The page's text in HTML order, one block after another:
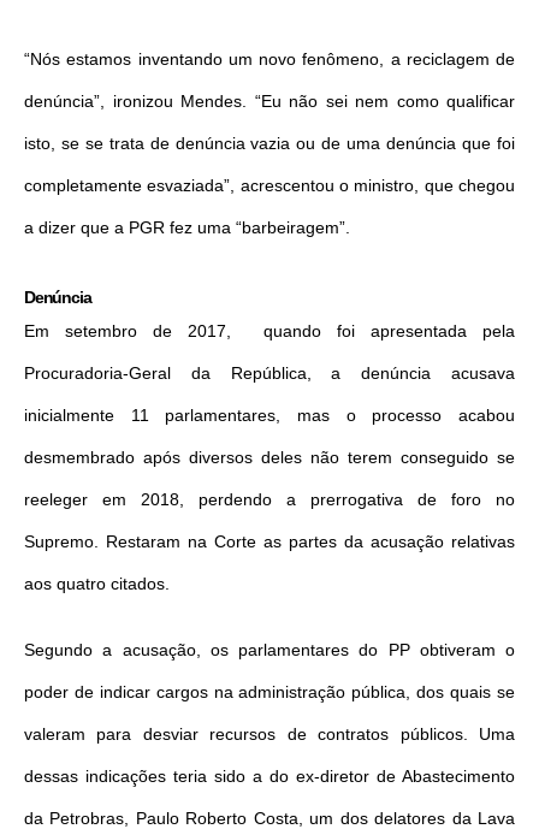
“Nós estamos inventando um novo fenômeno, a reciclagem de
denúncia”, ironizou Mendes. “Eu não sei nem como qualificar
isto, se se trata de denúncia vazia ou de uma denúncia que foi
completamente esvaziada”, acrescentou o ministro, que chegou
a dizer que a PGR fez uma “barbeiragem”.
Denúncia
Em setembro de 2017, quando foi apresentada pela
Procuradoria-Geral da República, a denúncia acusava
inicialmente 11 parlamentares, mas o processo acabou
desmembrado após diversos deles não terem conseguido se
reeleger em 2018, perdendo a prerrogativa de foro no
Supremo. Restaram na Corte as partes da acusação relativas
aos quatro citados.
Segundo a acusação, os parlamentares do PP obtiveram o
poder de indicar cargos na administração pública, dos quais se
valeram para desviar recursos de contratos públicos. Uma
dessas indicações teria sido a do ex-diretor de Abastecimento
da Petrobras, Paulo Roberto Costa, um dos delatores da Lava